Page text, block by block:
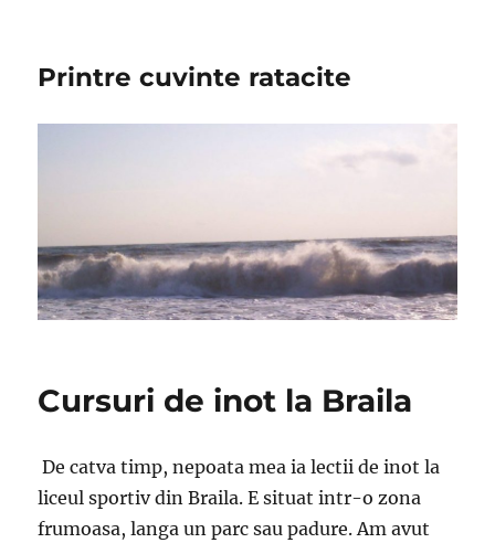
Printre cuvinte ratacite
Cursuri de inot la Braila
De catva timp, nepoata mea ia lectii de inot la
liceul sportiv din Braila. E situat intr-o zona
frumoasa, langa un parc sau padure. Am avut